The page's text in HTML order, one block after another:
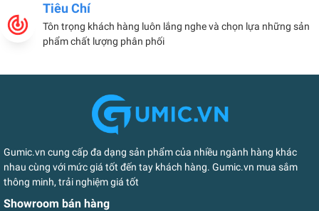
Tiêu Chí
Tôn trọng khách hàng luôn lắng nghe và chọn lựa những sản
phẩm chất lượng phân phối
Gumic.vn cung cấp đa dạng sản phẩm của nhiều ngành hàng khác
nhau cùng với mức giá tốt đến tay khách hàng. Gumic.vn mua sắm
thông minh, trải nghiệm giá tốt
Showroom bán hàng